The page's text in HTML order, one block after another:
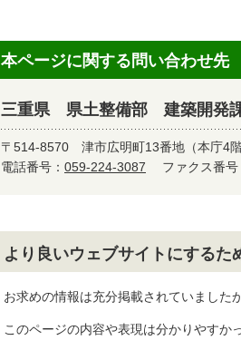
本ページに関する問い合わせ先
三重県 県土整備部 建築開発
〒514-8570 津市広明町13番地（本庁4階
電話番号： 059-224-3087 ファクス番
より良いウェブサイトにする
お求めの情報は充分掲載されていました
このページの内容や表現は分かりやすか